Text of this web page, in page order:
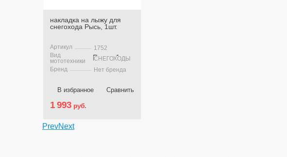
накладка на лыжу для
снегохода Рысь, 1шт.
Артикул
1752
Вид
мототехники
СНЕГОХОДЫ
Бренд
Нет бренда
В избранное Сравнить
1 993 руб.
PrevNext